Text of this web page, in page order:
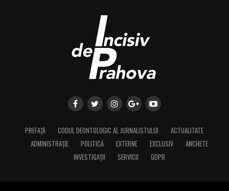
PREFAȚĂ CODUL DEONTOLOGIC AL JURNALISTULUI
ACTUALITATE
ADMINISTRAȚIE
POLITICĂ EXTERNE EXCLUSIV
ANCHETE
INVESTIGAȚII
SERVICII GDPR